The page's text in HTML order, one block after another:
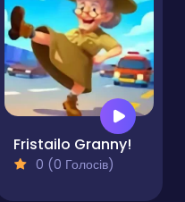
Fristailo Granny!
0 (0 Голосів)